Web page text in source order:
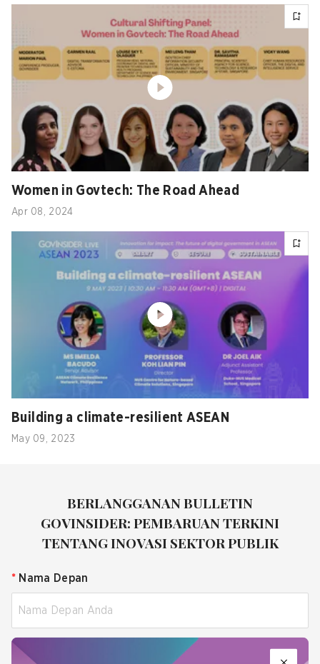
Women in Govtech: The Road Ahead
Apr 08, 2024
Building a climate-resilient ASEAN
May 09, 2023
BERLANGGANAN BULLETIN
GOVINSIDER: PEMBARUAN TERKINI
TENTANG INOVASI SEKTOR PUBLIK
* Nama Depan
Nama Belakang